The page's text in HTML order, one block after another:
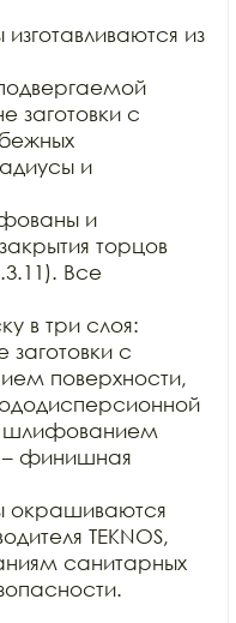
из
заготовки с
и
и
торцов
Все
в три слоя:
заготовки с
поверхности,
шлифованием
– финишная
окрашиваются
TEKNOS,
санитарных